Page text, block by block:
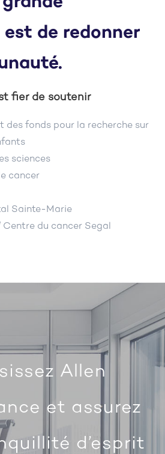
de redonner
fier de soutenir
des fonds pour la recherche sur
sciences
cancer
Sainte-Marie
du cancer Segal
Allen
et assurez
d’esprit